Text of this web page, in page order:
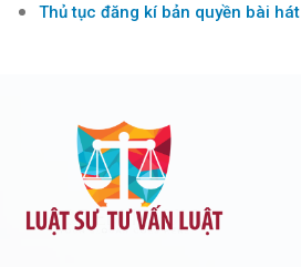
Thủ tục đăng kí bản quyền bài hát